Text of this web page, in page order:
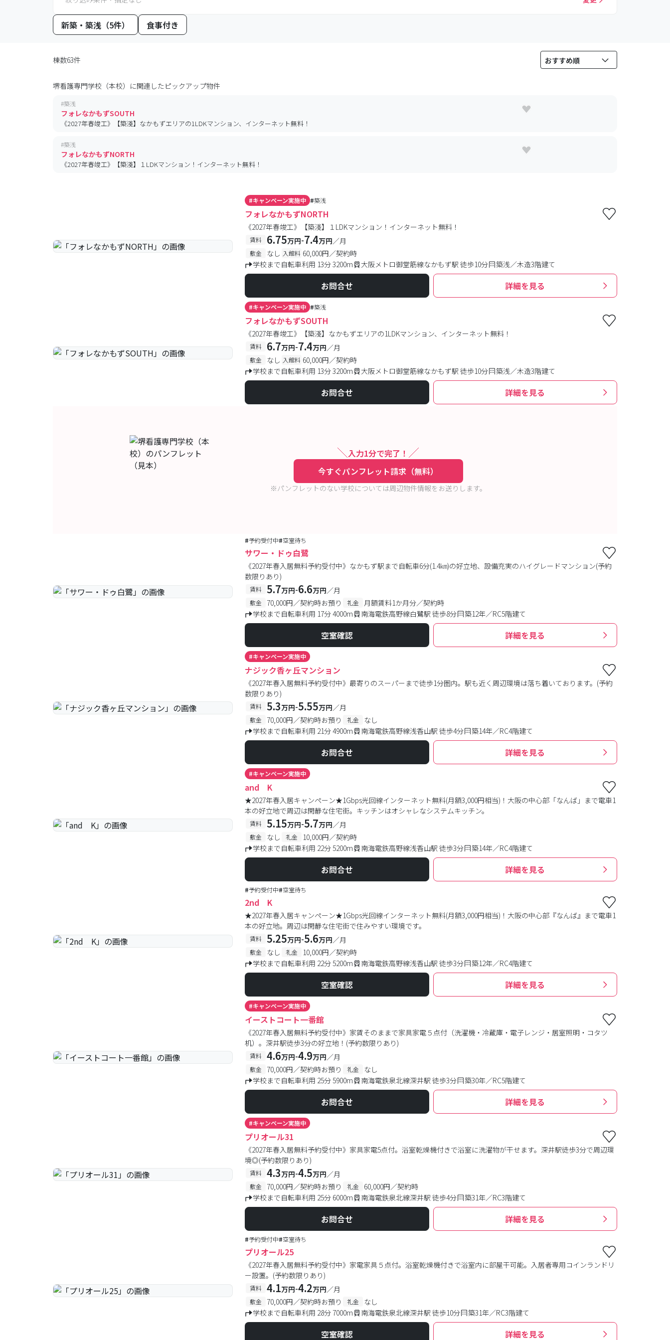
新築・築浅（5件） 食事付き
棟数63件
堺看護専門学校（本校） に関連したピックアップ物件
#築浅
フォレなかもずSOUTH
《2027年春竣工》【築淺】なかもずエリアの1LDKマンション、インターネット無料！
#築浅
フォレなかもずNORTH
《2027年春竣工》【築淺】１LDKマンション！インターネット無料！
#キャンペーン実施中 #築浅
フォレなかもずNORTH
《2027年春竣工》【築淺】１LDKマンション！インターネット無料！
賃料 6.75万円-7.4万円／月
敷金 なし 入館料 60,000円／契約時
学校まで自転車利用 13分 3200m
大阪メトロ御堂筋線なかもず駅 徒歩10分 築浅／木造3階建て
お問合せ 詳細を見る
#キャンペーン実施中 #築浅
フォレなかもずSOUTH
《2027年春竣工》【築淺】なかもずエリアの1LDKマンション、インターネット無料！
賃料 6.7万円-7.4万円／月
敷金 なし 入館料 60,000円／契約時
学校まで自転車利用 13分 3200m
大阪メトロ御堂筋線なかもず駅 徒歩10分 築浅／木造3階建て
お問合せ 詳細を見る
入力1分で完了！
今すぐパンフレット請求（無料）
※パンフレットのない学校については周辺物件情報をお送りします。
#予約受付中#空室待ち
サワー・ドゥ白鷺
《2027年春入居無料予約受付中》なかもず駅まで自転車6分(1.4㎞)の好立地、設備充実のハイグレードマンション(予約
数限りあり)
賃料 5.7万円-6.6万円／月
敷金 70,000円／契約時お預り 礼金
月額賃料1か月分／契約時
学校まで自転車利用 17分 4000m
南海電鉄高野線白鷺駅 徒歩8分 築12年／RC5階建て
空室確認 詳細を見る
#キャンペーン実施中
ナジック香ヶ丘マンション
《2027年春入居無料予約受付中》最寄りのスーパーまで徒歩1分圏内。駅も近く周辺環境は落ち着いております。(予約
数限りあり)
賃料 5.3万円-5.55万円／月
敷金 70,000円／契約時お預り 礼金
なし
学校まで自転車利用 21分 4900m
南海電鉄高野線浅香山駅 徒歩4分 築14年／RC4階建て
お問合せ 詳細を見る
#キャンペーン実施中
and K
★2027年春入居キャンペーン★1Gbps光回線インターネット無料(月額3,000円相当)！大阪の中心部「なんば」まで電車1
本の好立地で周辺は閑静な住宅街。キッチンはオシャレなシステムキッチン。
賃料 5.15万円-5.7万円／月
敷金 なし 礼金
10,000円／契約時
学校まで自転車利用 22分 5200m
南海電鉄高野線浅香山駅 徒歩3分 築14年／RC4階建て
お問合せ 詳細を見る
#予約受付中#空室待ち
2nd K
★2027年春入居キャンペーン★1Gbps光回線インターネット無料(月額3,000円相当)！大阪の中心部『なんば』まで電車1
本の好立地。周辺は閑静な住宅街で住みやすい環境です。
賃料 5.25万円-5.6万円／月
敷金 なし 礼金
10,000円／契約時
学校まで自転車利用 22分 5200m
南海電鉄高野線浅香山駅 徒歩3分 築12年／RC4階建て
空室確認 詳細を見る
#キャンペーン実施中
イーストコート一番館
《2027年春入居無料予約受付中》家賃そのままで家具家電５点付（洗濯機・冷蔵庫・電子レンジ・居室照明・コタツ
机）。深井駅徒歩3分の好立地！(予約数限りあり)
賃料 4.6万円-4.9万円／月
敷金 70,000円／契約時お預り 礼金
なし
学校まで自転車利用 25分 5900m
南海電鉄泉北線深井駅 徒歩3分 築30年／RC5階建て
お問合せ 詳細を見る
#キャンペーン実施中
プリオール31
《2027年春入居無料予約受付中》家具家電5点付。浴室乾燥機付きで浴室に洗濯物が干せます。深井駅徒歩3分で周辺環
境◎(予約数限りあり)
賃料 4.3万円-4.5万円／月
敷金 70,000円／契約時お預り 礼金
60,000円／契約時
学校まで自転車利用 25分 6000m
南海電鉄泉北線深井駅 徒歩4分 築31年／RC3階建て
お問合せ 詳細を見る
#予約受付中#空室待ち
プリオール25
《2027年春入居無料予約受付中》家電家具５点付。浴室乾燥機付きで浴室内に部屋干可能。入居者専用コインランドリ
ー設置。(予約数限りあり)
賃料 4.1万円-4.2万円／月
敷金 70,000円／契約時お預り 礼金
なし
学校まで自転車利用 28分 7000m
南海電鉄泉北線深井駅 徒歩10分 築31年／RC3階建て
空室確認 詳細を見る